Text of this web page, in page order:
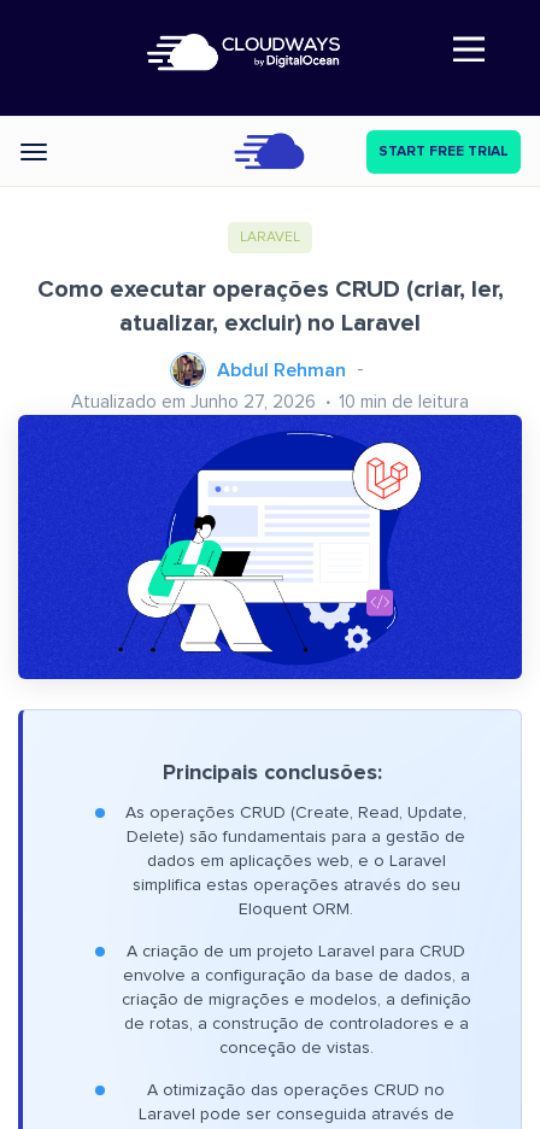
Abre a navegação
Categories START FREE TRIAL
LARAVEL
Como executar operações CRUD (criar, ler,
atualizar, excluir) no Laravel
Abdul Rehman
Atualizado em Junho 27, 2026 10 min de leitura
Principais conclusões:
As operações CRUD (Create, Read, Update,
Delete) são fundamentais para a gestão de
dados em aplicações web, e o Laravel
simplifica estas operações através do seu
Eloquent ORM.
A criação de um projeto Laravel para CRUD
envolve a configuração da base de dados, a
criação de migrações e modelos, a definição
de rotas, a construção de controladores e a
conceção de vistas.
A otimização das operações CRUD no
Laravel pode ser conseguida através de